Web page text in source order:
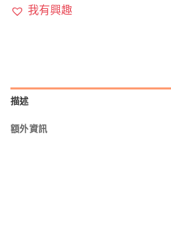
我有興趣
描述
額外資訊